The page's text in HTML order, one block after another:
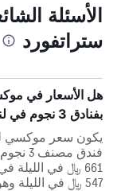
الأسئلة
ستراتفورد
هل الأسعار في
بفنادق 3 نجوم في لندن؟
يكون سعر موكسي
فندق
661 ﷼ في
547 ﷼ في الليلة وهو أرخص بنسبة 18% وسطياً في لندن.